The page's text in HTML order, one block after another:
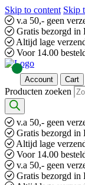
Skip to content Skip
v.a 50,- geen
Gratis bezorgd in
Altijd lage
Voor 14.00
Account Cart
Producten zoeken
v.a 50,- geen
Gratis bezorgd in
Altijd lage
Voor 14.00
v.a 50,- geen
Gratis bezorgd in